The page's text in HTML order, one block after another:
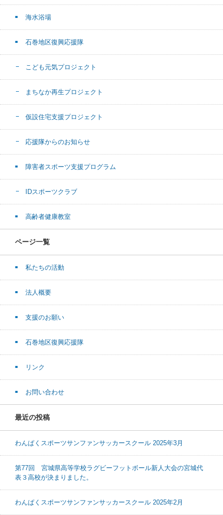
海水浴場
石巻地区復興応援隊
こども元気プロジェクト
まちなか再生プロジェクト
仮設住宅支援プロジェクト
応援隊からのお知らせ
障害者スポーツ支援プログラム
IDスポーツクラブ
高齢者健康教室
ページ一覧
私たちの活動
法人概要
支援のお願い
石巻地区復興応援隊
リンク
お問い合わせ
最近の投稿
わんぱくスポーツサンファンサッカースクール 2025年3月
第77回 宮城県高等学校ラグビーフットボール新人大会の宮城代
表３高校が決まりました。
わんぱくスポーツサンファンサッカースクール 2025年2月